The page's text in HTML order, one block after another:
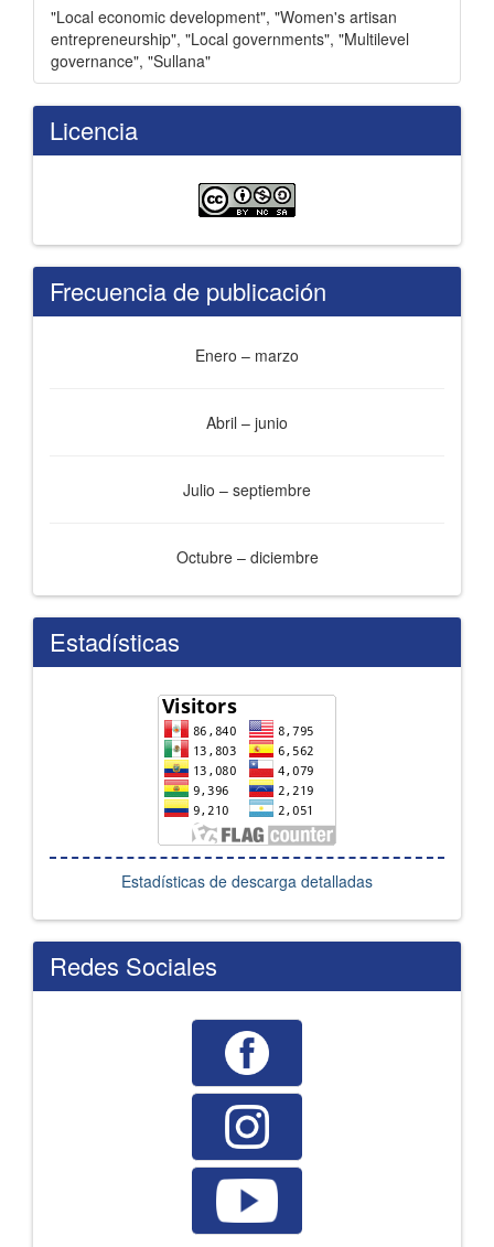
"Local economic development", "Women's artisan
entrepreneurship", "Local governments", "Multilevel
governance", "Sullana"
Licencia
Frecuencia de publicación
Enero – marzo
Abril – junio
Julio – septiembre
Octubre – diciembre
Estadísticas
Estadísticas de descarga detalladas
Redes Sociales